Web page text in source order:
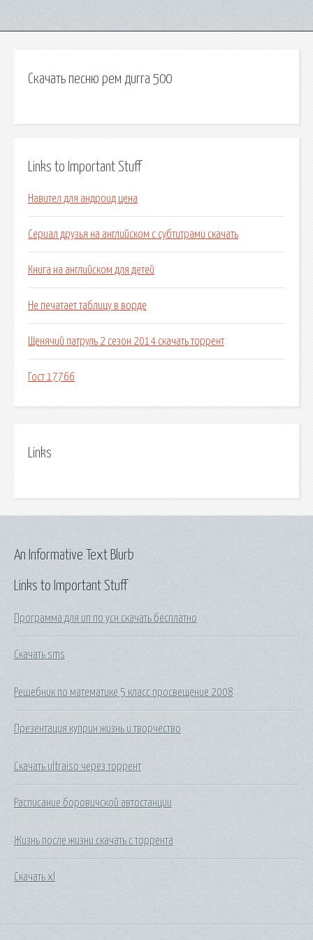
Скачать песню рем дигга 500
Links to Important Stuff
Навител для андроид цена
Сериал друзья на английском с субтитрами скачать
Книга на английском для детей
Не печатает таблицу в ворде
Щенячий патруль 2 сезон 2014 скачать торрент
Гост 17766
Links
Links to Important Stuff
Программа для ип по усн скачать бесплатно
Скачать sms
Решебник по математике 5 класс просвещение 2008
Презентация куприн жизнь и творчество
Скачать ultraiso через торрент
Расписание боровичской автостанции
Жизнь после жизни скачать с торрента
Скачать xl
An Informative Text Blurb